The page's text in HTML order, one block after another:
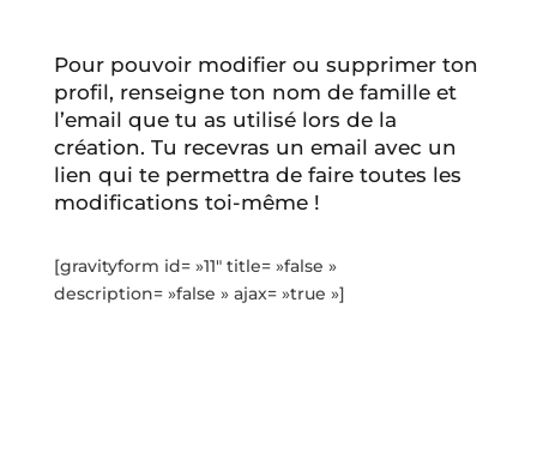
Pour pouvoir modifier ou supprimer ton
profil, renseigne ton nom de famille et
l’email que tu as utilisé lors de la
création. Tu recevras un email avec un
lien qui te permettra de faire toutes les
modifications toi-même !
[gravityform id= »11″ title= »false »
description= »false » ajax= »true »]